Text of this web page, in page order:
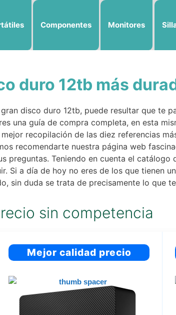
Componentes Monitores
duro 12tb más
disco duro 12tb, puede resultar que te
una guía de compra completa, en esta
recopilación de las diez referencias
recomendarte nuestra página web
preguntas. Teniendo en cuenta el catálogo
Si a día de hoy no eres de los que tienen un
sin duda se trata de precisamente lo que
sin competencia
Mejor calidad precio